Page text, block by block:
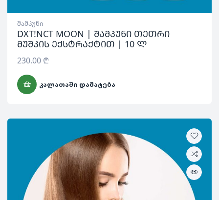
შამპუნი
DXT!NCT MOON | შამპუნი თეთრი
მუშკის ექსტრაქტით | 10 ლ
230.00 ₾
ᲙᲐᲚᲐᲗᲐᲨᲘ ᲓᲐᲛᲐᲢᲔᲑᲐ